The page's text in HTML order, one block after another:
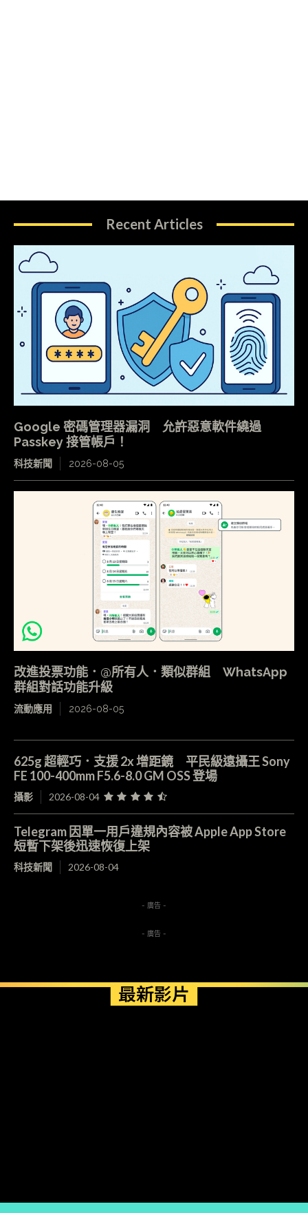
Recent Articles
Google 密碼管理器漏洞 允許惡意軟件繞過
Passkey 接管帳戶！
科技新聞 2026-08-05
改進投票功能．@所有人．類似群組 WhatsApp
群組對話功能升級
流動應用 2026-08-05
625g 超輕巧．支援 2x 增距鏡 平民級遠攝王 Sony
FE 100-400mm F5.6-8.0 GM OSS 登場
攝影 2026-08-04
Telegram 因單一用戶違規內容被 Apple App Store
短暫下架後迅速恢復上架
科技新聞 2026-08-04
- 廣告 -
- 廣告 -
最新影片